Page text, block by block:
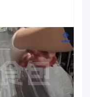
烤箱袋
221330
SE53
热收缩
袋
拉伸膜
定型